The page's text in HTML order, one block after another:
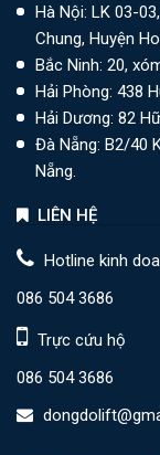
Hà Nội: LK 03-
Chung, Huyện
Bắc Ninh: 20,
Hải Phòng: 438
Hải Dương: 82
Đà Nẵng: B2/40
Nẵng.
LIÊN HỆ
Hotline kinh
086 504 3686
Trực cứu hộ
086 504 3686